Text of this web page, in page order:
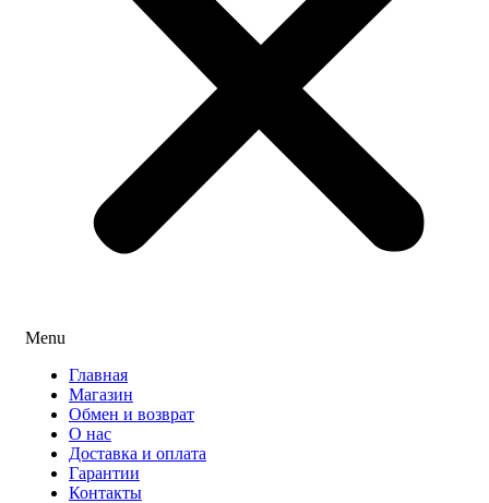
Menu
Главная
Магазин
Обмен и возврат
О нас
Доставка и оплата
Гарантии
Контакты